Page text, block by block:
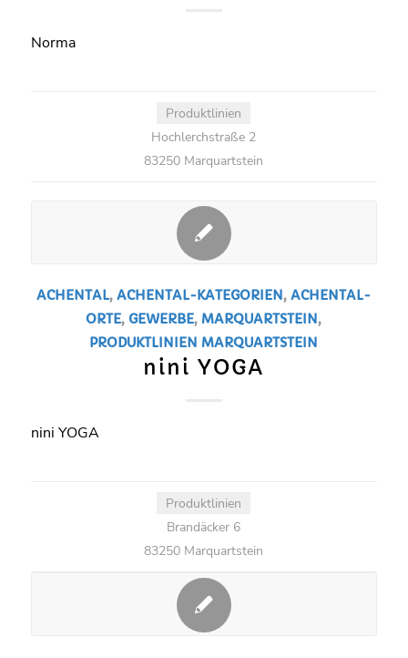
Norma
Produktlinien
Hochlerchstraße 2
83250 Marquartstein
ACHENTAL,ACHENTAL-KATEGORIEN,ACHENTAL-
ORTE, GEWERBE, MARQUARTSTEIN,
PRODUKTLINIEN MARQUARTSTEIN
nini YOGA
nini YOGA
Produktlinien
Brandäcker 6
83250 Marquartstein